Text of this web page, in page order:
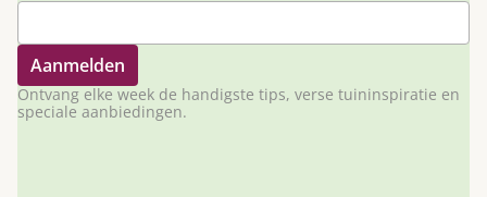
Ontvang elke week de handigste tips, verse tuininspiratie en
speciale aanbiedingen.